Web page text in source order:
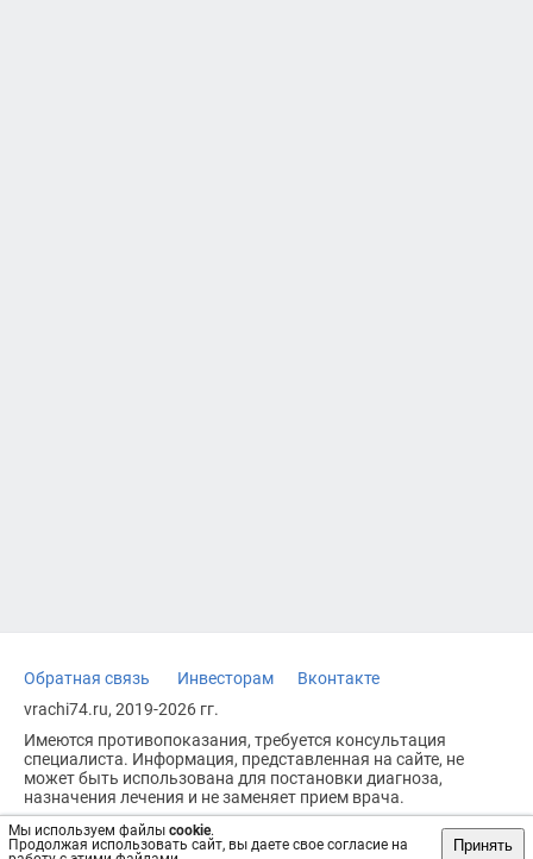
Мы используем файлы cookie.
Продолжая использовать сайт, вы даете свое согласие на
Принять
Обратная связь Инвесторам
Вконтакте
vrachi74.ru, 2019-2026 гг.
Имеются противопоказания, требуется консультация
специалиста. Информация, представленная на сайте, не
может быть использована для постановки диагноза,
назначения лечения и не заменяет прием врача.
Возрастное ограничение: 18+